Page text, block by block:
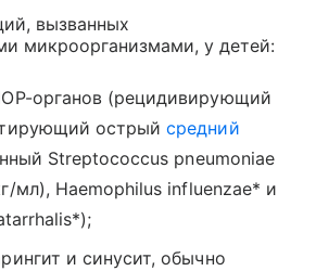
вызванных
микроорганизмами, у детей:
органов (рецидивирующий
острыйсредний
Streptococcus pneumoniae
мл), Haemophilus influenzae* и
и синусит, обычно